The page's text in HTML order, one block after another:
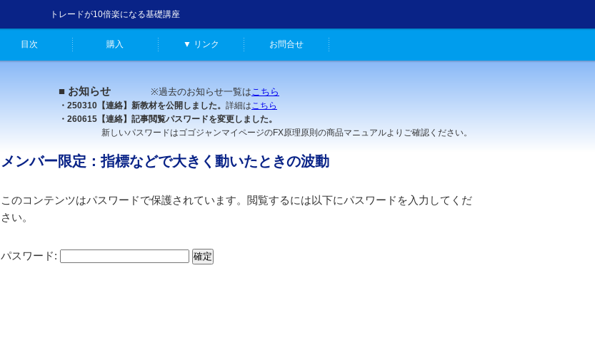
トレードが10倍楽になる基礎講座
目次 購入 ▼ リンク お問合せ
■ お知らせ ※過去のお知らせ一覧はこちら
・250310【連絡】新教材を公開しました。 詳細はこちら
・260615【連絡】記事閲覧パスワードを変更しました。
新しいパスワードはゴゴジャンマイページのFX原理原則の商品マニュアルよりご確認ください。
メンバー限定：指標などで大きく動いたときの波動
このコンテンツはパスワードで保護されています。閲覧するには以下にパスワードを入力してくだ
さい。
パスワード: